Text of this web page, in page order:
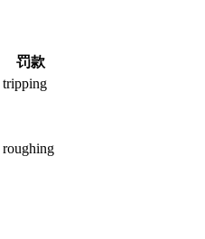
罚款
tripping
roughing